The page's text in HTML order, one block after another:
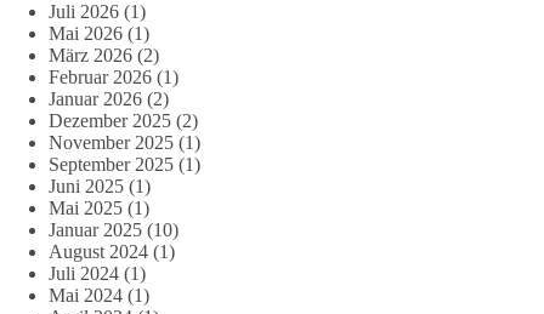
Juli 2026 (1)
Mai 2026 (1)
März 2026 (2)
Februar 2026 (1)
Januar 2026 (2)
Dezember 2025 (2)
November 2025 (1)
September 2025 (1)
Juni 2025 (1)
Mai 2025 (1)
Januar 2025 (10)
August 2024 (1)
Juli 2024 (1)
Mai 2024 (1)